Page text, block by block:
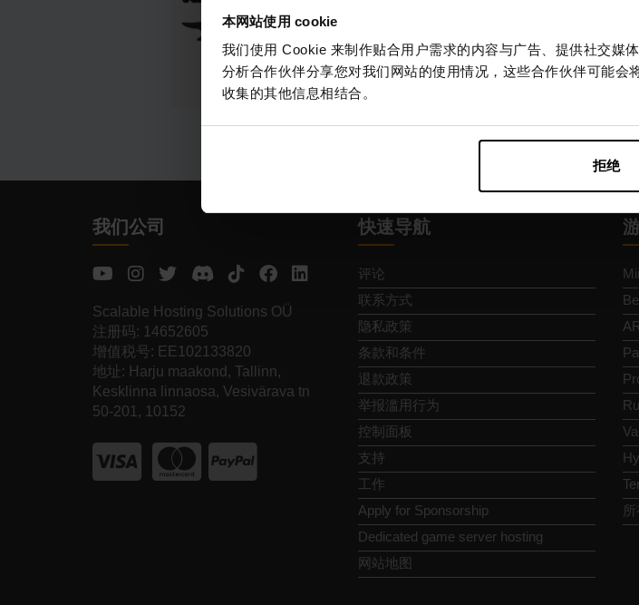
本网站使用 cookie
我们使用 Cookie 来制作贴合用户需求的内容与广告、提供社交媒
分析合作伙伴分享您对我们网站的使用情况，这些合作伙伴可能
收集的其他信息相结合。
拒绝
通过
控制面板
器 → Forge
享受在服务
我们公司
Scalable Hosting Solutions OÜ
注册码: 14652605
增值税号: EE102133820
地址: Harju maakond, Tallinn,
Kesklinna linnaosa, Vesivärava tn
50-201, 10152
快速导航
评论
联系方式
隐私政策
条款和条件
退款政策
举报滥用行为
控制面板
支持
工作
Apply for Sponsorship
Dedicated game server hosting
网站地图